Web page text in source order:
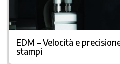
EDM – Velocità e
stampi